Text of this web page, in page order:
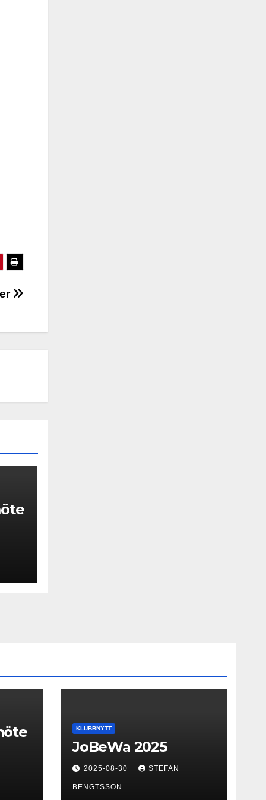
KLUBBNYTT
JoBeWa 2025
2025-08-30 STEFAN
BENGTSSON